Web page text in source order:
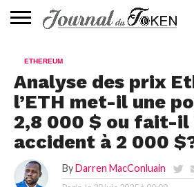
📰
EVALUATION
GUIDE
TENDANCES
À
CONTACTEZ-
ETHEREUM
Analyse des prix
l’ETH met-il une
2,8 000 $ ou fait-il
accident à 2 000
By Darren MacConluain